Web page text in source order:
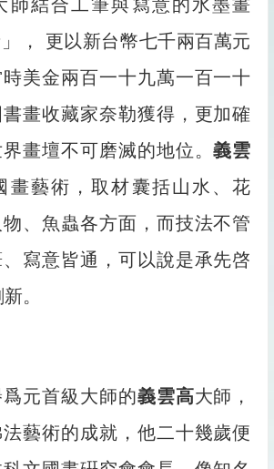
師結合工筆與寫意的水墨畫
」， 更以新台幣七千兩百萬元
美金兩百一十九萬一百一十
畫收藏家奈勒獲得，更加確
畫壇不可磨滅的地位。義雲
畫藝術，取材囊括山水、花
、魚蟲各方面，而技法不管
寫意皆通，可以說是承先啓
。
元首級大師的義雲高大師，
藝術的成就，他二十幾歲便